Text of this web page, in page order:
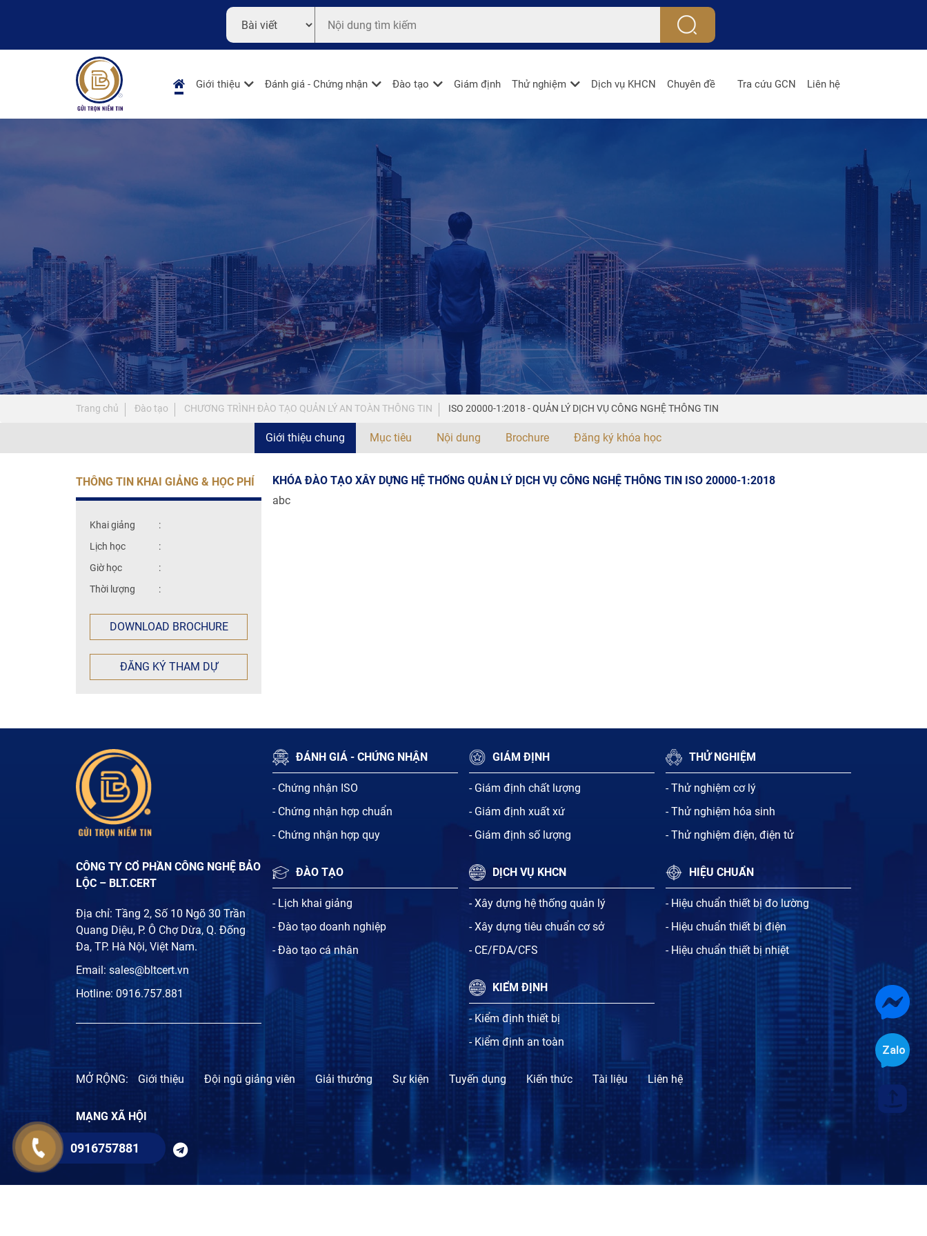
Giới thiệu Đánh giá - Chứng nhận Đào tạo Giám định Thử nghiệm Dịch vụ KHCN Chuyên đề Tra cứu GCN Liên hệ
Trang chủ Đào tạo CHƯƠNG TRÌNH ĐÀO TẠO QUẢN LÝ AN TOÀN THÔNG TIN ISO 20000-1:2018 - QUẢN LÝ DỊCH VỤ CÔNG NGHỆ THÔNG TIN
Giới thiệu chung Mục tiêu Nội dung Brochure Đăng ký khóa học
THÔNG TIN KHAI GIẢNG & HỌC PHÍ
Khai giảng
:
Lịch học
:
Giờ học
:
Thời lượng
:
DOWNLOAD BROCHURE
ĐĂNG KÝ THAM DỰ
KHÓA ĐÀO TẠO XÂY DỰNG HỆ THỐNG QUẢN LÝ DỊCH VỤ CÔNG NGHỆ THÔNG TIN ISO 20000-1:2018
abc
CÔNG TY CỔ PHẦN CÔNG NGHỆ BẢO
LỘC – BLT.CERT
Địa chỉ: Tầng 2, Số 10 Ngõ 30 Trần
Quang Diệu, P. Ô Chợ Dừa, Q. Đống
Đa, TP. Hà Nội, Việt Nam.
Email: sales@bltcert.vn
Hotline: 0916.757.881
ĐÁNH GIÁ - CHỨNG NHẬN
- Chứng nhận ISO
- Chứng nhận hợp chuẩn
- Chứng nhận hợp quy
ĐÀO TẠO
- Lịch khai giảng
- Đào tạo doanh nghiệp
- Đào tạo cá nhân
GIÁM ĐỊNH
- Giám định chất lượng
- Giám định xuất xứ
- Giám định số lượng
DỊCH VỤ KHCN
- Xây dựng hệ thống quản lý
- Xây dựng tiêu chuẩn cơ sở
- CE/FDA/CFS
KIỂM ĐỊNH
- Kiểm định thiết bị
- Kiểm định an toàn
THỬ NGHIỆM
- Thử nghiệm cơ lý
- Thử nghiệm hóa sinh
- Thử nghiệm điện, điện tử
HIỆU CHUẨN
- Hiệu chuẩn thiết bị đo lường
- Hiệu chuẩn thiết bị điện
- Hiệu chuẩn thiết bị nhiệt
MỞ RỘNG: Giới thiệu Đội ngũ giảng viên Giải thưởng Sự kiện Tuyến dụng Kiến thức Tài liệu Liên hệ
MẠNG XÃ HỘI
0916757881